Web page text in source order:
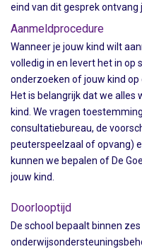
eind van dit gesprek
Aanmeldprocedure
Wanneer je jouw kind wilt
volledig in en levert het in op
onderzoeken of jouw kind op
Het is belangrijk dat we
kind. We vragen
consultatiebureau, de
peuterspeelzaal of opvang)
kunnen we bepalen of De
jouw kind.
Doorlooptijd
De school bepaalt binnen